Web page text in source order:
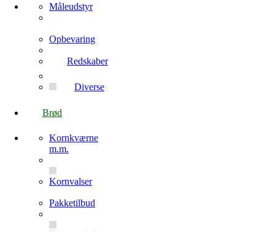
Måleudstyr
Opbevaring
Redskaber
Diverse
Brød
Kornkværne
m.m.
Kornvalser
Pakketilbud